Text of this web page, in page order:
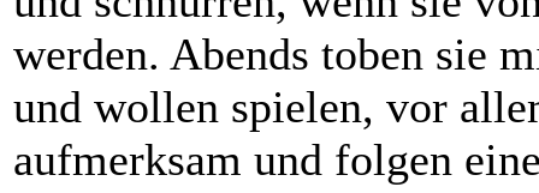
werden. Abends toben sie
und wollen spielen, vor
aufmerksam und folgen